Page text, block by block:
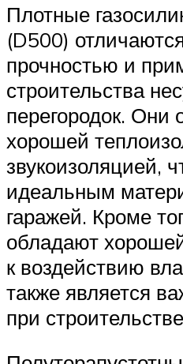
Плотные
(D500)
прочностью и
строительства
перегородок. Они
хорошей
звукоизоляцией,
идеальным
гаражей. Кроме
обладают
к воздействию
также является
при